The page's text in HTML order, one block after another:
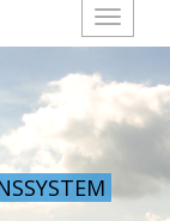
öffnen